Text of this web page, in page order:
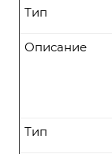
Тип
Описание
Тип